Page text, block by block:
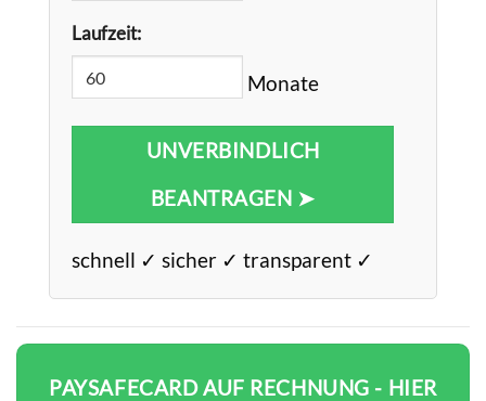
Laufzeit:
Monate
UNVERBINDLICH
BEANTRAGEN ➤
schnell ✓ sicher ✓ transparent ✓
PAYSAFECARD AUF RECHNUNG - HIER